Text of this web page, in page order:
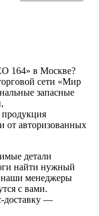
164» в Москве?
сети «Мир
запасные
продукция
от авторизованных
детали
найти нужный
наши менеджеры
с вами.
доставку —